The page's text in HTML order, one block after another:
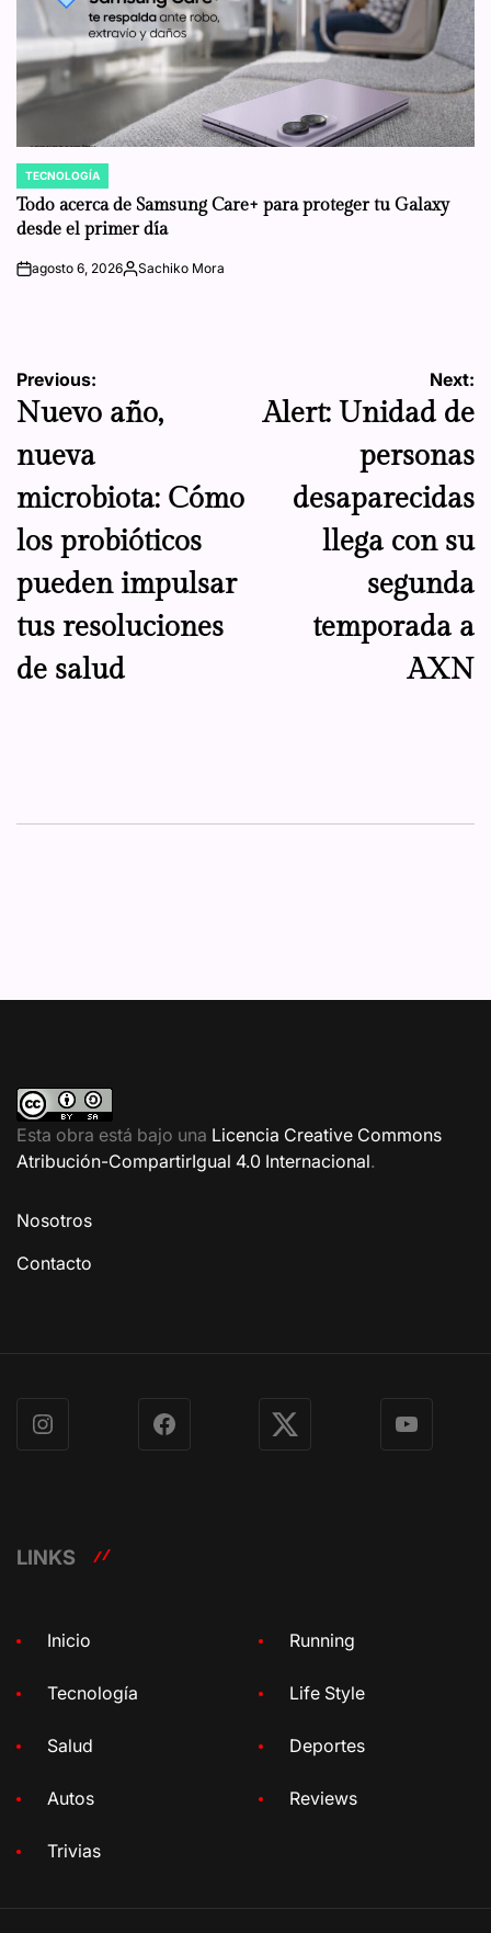
POSTED
IN
TECNOLOGÍA
Todo acerca de Samsung Care+ para proteger tu Galaxy
desde el primer día
onagosto 6, 2026Posted
Sachiko Mora
Navegación
de
entradas
Previous:
Nuevo año,
nueva
microbiota: Cómo
los probióticos
pueden impulsar
tus resoluciones
de salud
Next:
​​Alert: Unidad de
personas
desaparecidas
llega con su
segunda
temporada a
AXN
Esta obra está bajo una Licencia Creative Commons
Atribución-CompartirIgual 4.0 Internacional.
Nosotros
Contacto
Instagram Facebook X YouTube
LINKS
Inicio Running
Tecnología Life Style
Salud Deportes
Autos Reviews
Trivias